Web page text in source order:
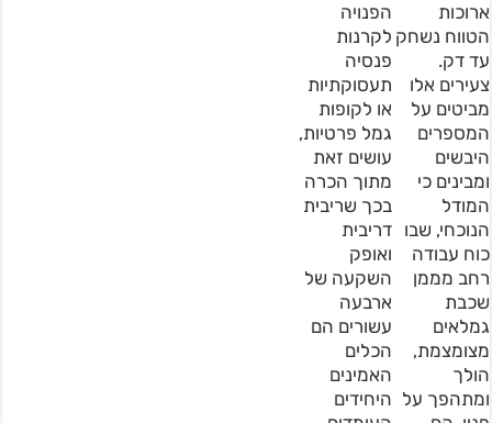
ארוכות
הטווח נשחק
עד דק.
צעירים אלו
מביטים על
המספרים
היבשים
ומבינים כי
המודל
הנוכחי, שבו
כוח עבודה
רחב מממן
שכבת
גמלאים
מצומצמת,
הולך
ומתהפך על
הפנויה
לקרנות
פנסיה
תעסוקתיות
או לקופות
גמל פרטיות,
עושים זאת
מתוך הכרה
בכך שריבית
דריבית
ואופק
השקעה של
ארבעה
עשורים הם
הכלים
האמינים
היחידים